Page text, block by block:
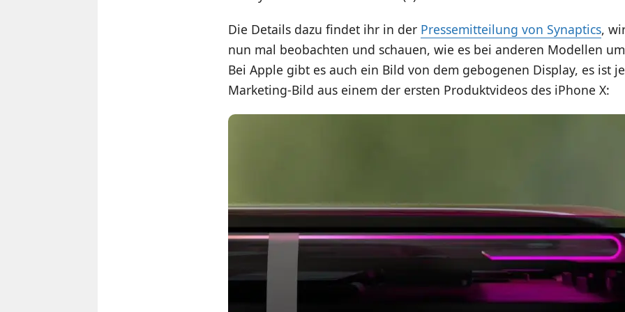
Die Details dazu findet ihr in der Pressemitteilung von Synaptics,
nun mal beobachten und schauen, wie es bei anderen Modellen
Bei Apple gibt es auch ein Bild von dem gebogenen Display, es ist
Marketing-Bild aus einem der ersten Produktvideos des iPhone X: